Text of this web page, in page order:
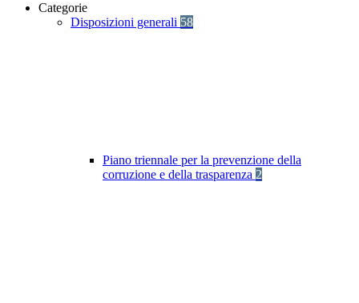
Categorie
Disposizioni generali 58
Piano triennale per la prevenzione della
corruzione e della trasparenza 2